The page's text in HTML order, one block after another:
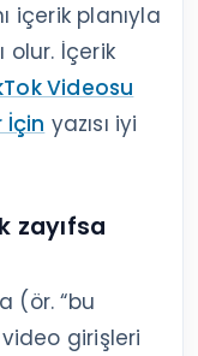
içerik planıyla
olur. İçerik
Videosu
İçin yazısı iyi
zayıfsa
(ör. “bu
girişleri